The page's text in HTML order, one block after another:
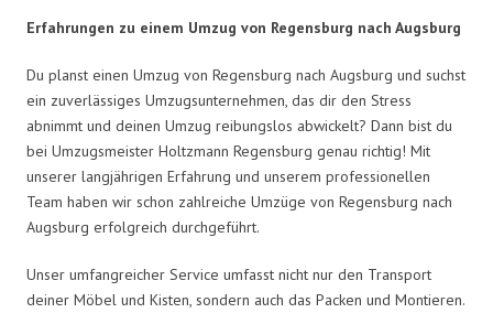
Erfahrungen zu einem Umzug von Regensburg nach Augsburg
Du planst einen Umzug von Regensburg nach Augsburg und suchst
ein zuverlässiges Umzugsunternehmen, das dir den Stress
abnimmt und deinen Umzug reibungslos abwickelt? Dann bist du
bei Umzugsmeister Holtzmann Regensburg genau richtig! Mit
unserer langjährigen Erfahrung und unserem professionellen
Team haben wir schon zahlreiche Umzüge von Regensburg nach
Augsburg erfolgreich durchgeführt.
Unser umfangreicher Service umfasst nicht nur den Transport
deiner Möbel und Kisten, sondern auch das Packen und Montieren.